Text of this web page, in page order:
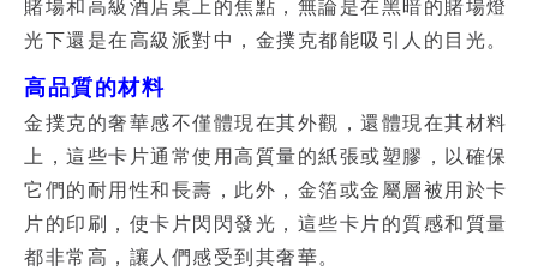
賭場和高級酒店桌上的焦點，無論是在黑暗的賭場燈
光下還是在高級派對中，金撲克都能吸引人的目光。
高品質的材料
金撲克的奢華感不僅體現在其外觀，還體現在其材料
上，這些卡片通常使用高質量的紙張或塑膠，以確保
它們的耐用性和長壽，此外，金箔或金屬層被用於卡
片的印刷，使卡片閃閃發光，這些卡片的質感和質量
都非常高，讓人們感受到其奢華。